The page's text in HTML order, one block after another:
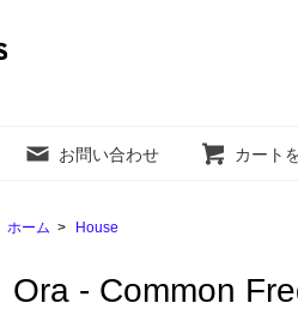
お問い合わせ カート
ホーム > House
Ora - Common